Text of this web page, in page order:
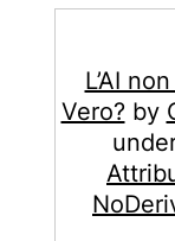
L’AI
Vero? by